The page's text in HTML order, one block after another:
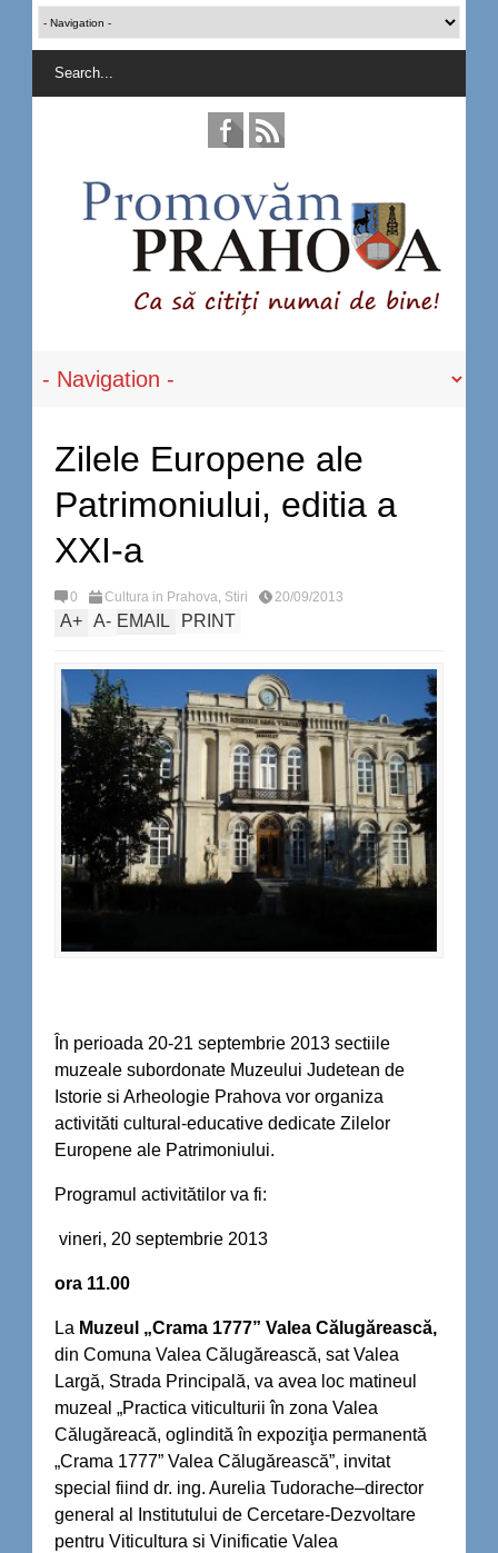
Zilele Europene ale
Patrimoniului, editia a
XXI-a
0 Cultura in Prahova, Stiri 20/09/2013
A+ A- EMAIL PRINT
În perioada 20-21 septembrie 2013 sectiile
muzeale subordonate Muzeului Judetean de
Istorie si Arheologie Prahova vor organiza
activităti cultural-educative dedicate Zilelor
Europene ale Patrimoniului.
Programul activitătilor va fi:
vineri, 20 septembrie 2013
ora 11.00
La Muzeul „Crama 1777” Valea Călugărească,
din Comuna Valea Călugărească, sat Valea
Largă, Strada Principală, va avea loc matineul
muzeal „Practica viticulturii în zona Valea
Călugăreacă, oglindită în expoziţia permanentă
„Crama 1777” Valea Călugărească”, invitat
special fiind dr. ing. Aurelia Tudorache–director
general al Institutului de Cercetare-Dezvoltare
pentru Viticultura si Vinificatie Valea